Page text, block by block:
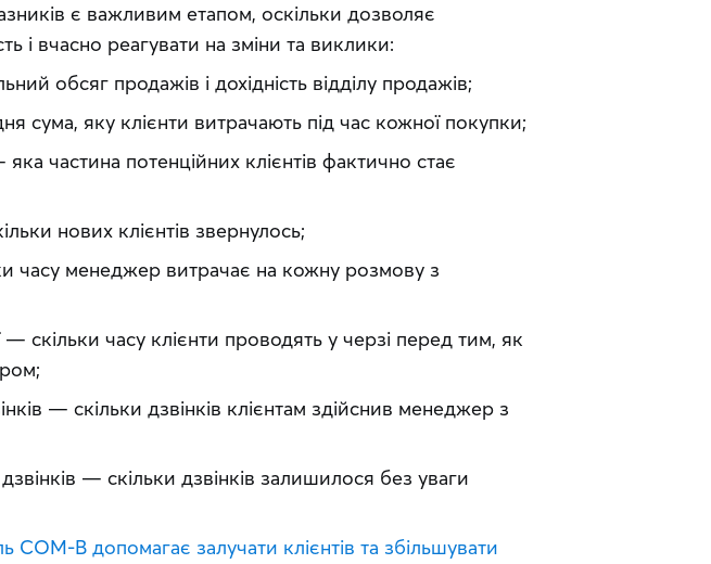
є важливим етапом, оскільки дозволяє
і вчасно реагувати на зміни та виклики:
обсяг продажів і дохідність відділу продажів;
сума, яку клієнти витрачають під час кожної покупки;
частина потенційних клієнтів фактично стає
нових клієнтів звернулось;
часу менеджер витрачає на кожну розмову з
— скільки часу клієнти проводять у черзі перед тим, як
— скільки дзвінків клієнтам здійснив менеджер з
— скільки дзвінків залишилося без уваги
COM-B допомагає залучати клієнтів та збільшувати